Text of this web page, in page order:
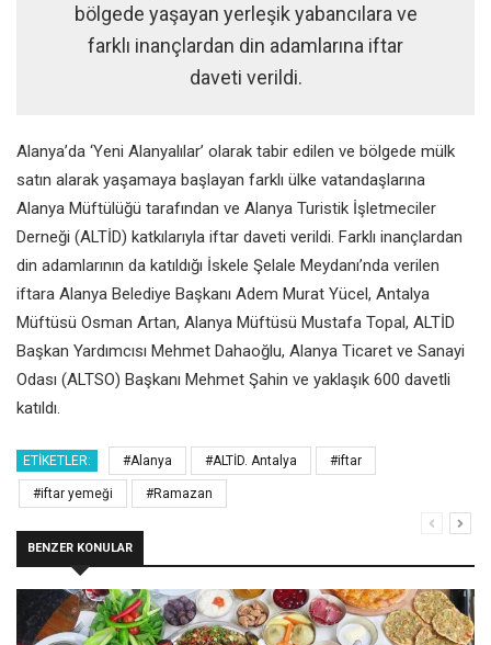
bölgede yaşayan yerleşik yabancılara ve
farklı inançlardan din adamlarına iftar
daveti verildi.
Alanya’da ‘Yeni Alanyalılar’ olarak tabir edilen ve bölgede mülk
satın alarak yaşamaya başlayan farklı ülke vatandaşlarına
Alanya Müftülüğü tarafından ve Alanya Turistik İşletmeciler
Derneği (ALTİD) katkılarıyla iftar daveti verildi. Farklı inançlardan
din adamlarının da katıldığı İskele Şelale Meydanı’nda verilen
iftara Alanya Belediye Başkanı Adem Murat Yücel, Antalya
Müftüsü Osman Artan, Alanya Müftüsü Mustafa Topal, ALTİD
Başkan Yardımcısı Mehmet Dahaoğlu, Alanya Ticaret ve Sanayi
Odası (ALTSO) Başkanı Mehmet Şahin ve yaklaşık 600 davetli
katıldı.
ETIKETLER: #Alanya #ALTİD. Antalya #iftar
#iftar yemeği #Ramazan
BENZER KONULAR